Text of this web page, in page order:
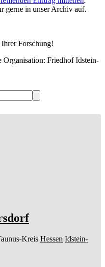
gerne in unser Archiv auf.
Forschung!
Organisation: Friedhof Idstein-
Kreis Hessen Idstein-